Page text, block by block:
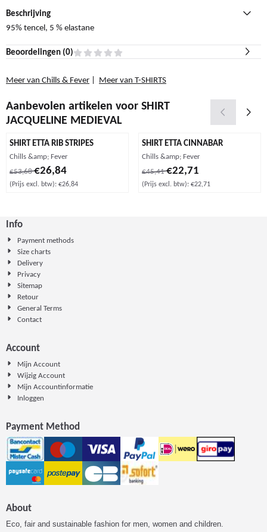
Beschrijving
95% tencel, 5 % elastane
Beoordelingen (0)
Meer van Chills & Fever | Meer van T-SHIRTS
Aanbevolen artikelen voor SHIRT
JACQUELINE MEDIEVAL
SHIRT ETTA RIB STRIPES
Merk:
Chills &amp; Fever
Van 53,68 voor 26,84, exclusief btw: 26,84
€53,68€26,84
(Prijs excl. btw): €26,84
SHIRT ETTA CINNABAR
Merk:
Chills &amp; Fever
Van 45,41 voor 22,71, exclusief
€45,41€22,71
(Prijs excl. btw): €22,71
Info
Payment methods
Size charts
Delivery
Privacy
Sitemap
Retour
General Terms
Contact
Account
Mijn Account
Wijzig Account
Mijn Accountinformatie
Inloggen
Payment Method
About
Eco, fair and sustainable fashion for men, women and children.